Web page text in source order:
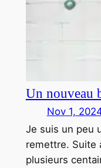
Un nouveau
Nov 1,
Je suis un peu
remettre. Suite
plusieurs